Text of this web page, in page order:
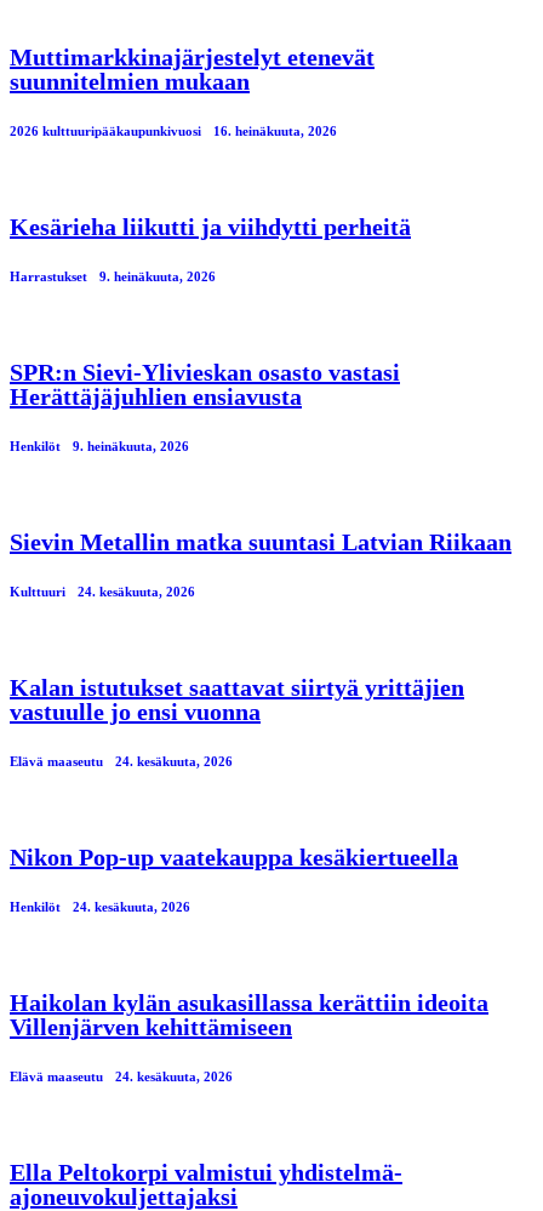
Muttimarkkinajärjestelyt etenevät
suunnitelmien mukaan
2026 kulttuuripääkaupunkivuosi 16. heinäkuuta, 2026
Kesärieha liikutti ja viihdytti perheitä
Harrastukset 9. heinäkuuta, 2026
SPR:n Sievi-Ylivieskan osasto vastasi
Herättäjäjuhlien ensiavusta
Henkilöt 9. heinäkuuta, 2026
Sievin Metallin matka suuntasi Latvian Riikaan
Kulttuuri 24. kesäkuuta, 2026
Kalan istutukset saattavat siirtyä yrittäjien
vastuulle jo ensi vuonna
Elävä maaseutu 24. kesäkuuta, 2026
Nikon Pop-up vaatekauppa kesäkiertueella
Henkilöt 24. kesäkuuta, 2026
Haikolan kylän asukasillassa kerättiin ideoita
Villenjärven kehittämiseen
Elävä maaseutu 24. kesäkuuta, 2026
Ella Peltokorpi valmistui yhdistelmä-
ajoneuvokuljettajaksi